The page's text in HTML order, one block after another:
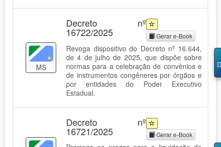
MS
Decreto nº
16722/2025 Gerar e-Book
Revoga dispositivo do Decreto nº 16.644,
de 4 de julho de 2025, que dispõe sobre
normas para a celebração de convênios e
de instrumentos congêneres por órgãos e
por entidades do Poder Executivo
Estadual.
Decreto nº
16721/2025 Gerar e-Book